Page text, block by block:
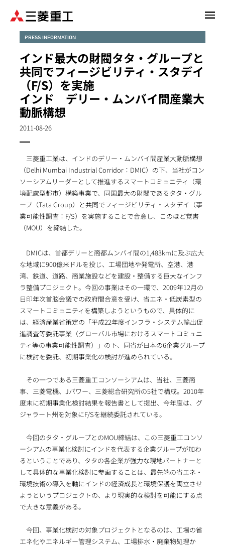
PRESS INFORMATION
インド最大の財閥タタ・グループと
共同でフィージビリティ・スタデイ
（F/S）を実施
インド デリー・ムンバイ間産業大
動脈構想
2011-08-26
三菱重工業は、インドのデリー・ムンバイ間産業大動脈構想
（Delhi Mumbai Industrial Corridor：DMIC）の下、当社がコン
ソーシアムリーダーとして推進するスマートコミュニティ（環
境配慮型都市）構築事業で、同国最大の財閥であるタタ・グル
ープ（Tata Group）と共同でフィージビリティ・スタデイ（事
業可能性調査：F/S）を実施することで合意し、このほど覚書
（MOU）を締結した。
DMICは、首都デリーと商都ムンバイ間の1,483kmに及ぶ広大
な地域に900億米ドルを投じ、工場団地や発電所、空港、港
湾、鉄道、道路、商業施設などを建設・整備する巨大なインフ
ラ整備プロジェクト。今回の事業はその一環で、2009年12月の
日印年次首脳会議での政府間合意を受け、省エネ・低炭素型の
スマートコミュニティを構築しようというもので、具体的に
は、経済産業省策定の「平成22年度インフラ・システム輸出促
進調査等委託事業（グローバル市場におけるスマートコミュニ
ティ等の事業可能性調査）」の下、同省が日本の6企業グループ
に検討を委託、初期事業化の検討が進められている。
その一つである三菱重工コンソーシアムは、当社、三菱商
事、三菱電機、Jパワー、三菱総合研究所の5社で構成。2010年
度末に初期事業化検討結果を報告書として提出、今年度は、グ
ジャラート州を対象にF/Sを継続委託されている。
今回のタタ・グループとのMOU締結は、この三菱重工コンソ
ーシアムの事業化検討にインドを代表する企業グループが加わ
るということであり、タタの各企業が強力な現地パートナーと
して具体的な事業化検討に参画することは、最先端の省エネ・
環境技術の導入を軸にインドの経済成長と環境保護を両立させ
ようというプロジェクトの、より現実的な検討を可能にする点
で大きな意義がある。
今回、事業化検討の対象プロジェクトとなるのは、工場の省
エネ化やエネルギー管理システム、工場排水・廃棄物処理か